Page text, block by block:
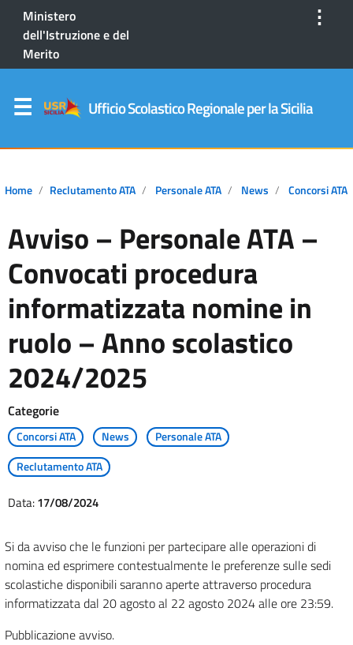
Ministero
dell'Istruzione e del
Merito
⋮
Ufficio Scolastico Regionale per la Sicilia
Home Reclutamento ATA Personale ATA News Concorsi ATA
Avviso – Personale ATA –
Convocati procedura
informatizzata nomine in
ruolo – Anno scolastico
2024/2025
Categorie
Concorsi ATA News
Personale ATA
Reclutamento ATA
Data:17/08/2024
Si da avviso che le funzioni per partecipare alle operazioni di
nomina ed esprimere contestualmente le preferenze sulle sedi
scolastiche disponibili saranno aperte attraverso procedura
informatizzata dal 20 agosto al 22 agosto 2024 alle ore 23:59.
Pubblicazione avviso.